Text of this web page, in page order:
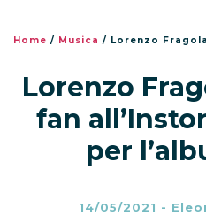
Home / Musica / Lorenzo Fragola: fiume
Lorenzo
fan
per
14/05/2021 -